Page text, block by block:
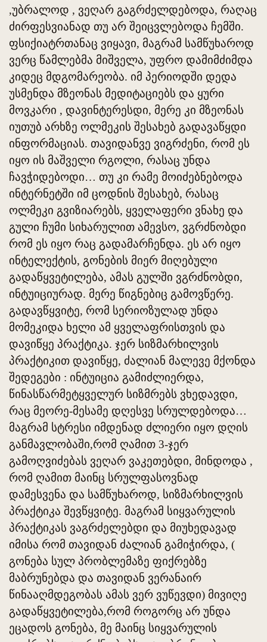
,უბრალოდ , ვეღარ გაგრძელდებოდა, რაღაც
ძირფესვიანად თუ არ შეიცვლებოდა ჩემში.
ფსიქიატრთანაც ვიყავი, მაგრამ სამწუხაროდ
ვერც წამლებმა მიშველა, უფრო დამიმძიმდა
კიდეც მდგომარეობა. იმ პერიოდში დედა
უსმენდა მზეონას მედიტაციებს და ყური
მოვკარი , დავინტერესდი, მერე კი მზეონას
იუთუბ არხზე ოლმეკის შესახებ გადავაწყდი
ინფორმაციას. თავიდანვე ვიგრძენი, რომ ეს
იყო ის მაშველი რგოლი, რასაც უნდა
ჩავჭიდებოდი… თუ კი რამე მოიძებნებოდა
ინტერნეტში იმ ცოდნის შესახებ, რასაც
ოლმეკი გვიზიარებს, ყველაფერი ვნახე და
გული ჩუმი სიხარულით ამევსო, ვგრძნობდი
რომ ეს იყო რაც გადამარჩენდა. ეს არ იყო
ინტელექტის, გონების მიერ მიღებული
გადაწყვეტილება, ამას გულში ვგრძნობდი,
ინტუიციურად. მერე წიგნებიც გამოვწერე.
გადავწყვიტე, რომ სერიოზულად უნდა
მომეკიდა ხელი ამ ყველაფრისთვის და
დავიწყე პრაქტიკა. ჯერ სიზმარხილვის
პრაქტიკით დავიწყე, ძალიან მალევე მქონდა
შედეგები : ინტუიცია გამიძლიერდა,
წინასწარმეტყველურ სიზმრებს ვხედავდი,
რაც მეორე-მესამე დღესვე სრულდებოდა…
მაგრამ სტრესი იმდენად ძლიერი იყო დღის
განმავლობაში,რომ ღამით 3-ჯერ
გამოღვიძებას ვეღარ ვაკეთებდი, მინდოდა ,
რომ ღამით მაინც სრულფასოვნად
დამესვენა და სამწუხაროდ, სიზმარხილვის
პრაქტიკა შევწყვიტე. მაგრამ სიყვარულის
პრაქტიკას ვაგრძელებდი და მიუხედავად
იმისა რომ თავიდან ძალიან გამიჭირდა, (
გონება სულ პრობლემაზე ფიქრებზე
მაბრუნებდა და თავიდან ვერანაირ
წინააღმდეგობას ამას ვერ ვუწევდი) მივიღე
გადაწყვეტილება,რომ როგორც არ უნდა
ეცადოს გონება, მე მაინც სიყვარულის